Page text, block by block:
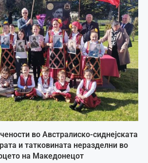
во Австралиско-сиднејската
и татковината неразделни во
на Македонецот